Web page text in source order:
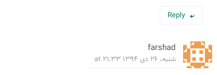
Reply
farshad
شنبه، ۲۶ دی ۱۳۹۴ at ۲۱:۳۳